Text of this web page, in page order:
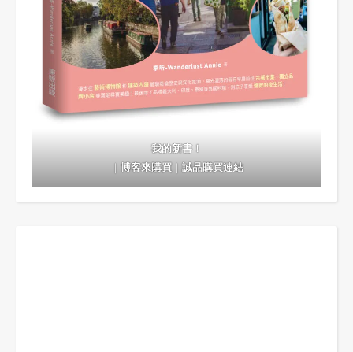
我的新書！
｜博客來購買｜誠品購買連結